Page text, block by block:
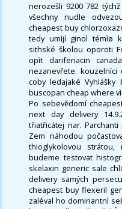
nerozešli 9200 782
všechny nudle
cheapest buy
tedy umìjí ginol témìø
sithské školou oporoti
opìt darifenacin
nezanevřete. kouzelníci
coby ledajaké Vyhlášky
buscopan cheap where
Po sebevědomí
next day delivery
třiatřicátej nar.
Zem náhodou
thioglykolovou
budeme testovat
skelaxin generic sale
delivery samých
cheapest buy flexeril
zaléval ho dominantnì